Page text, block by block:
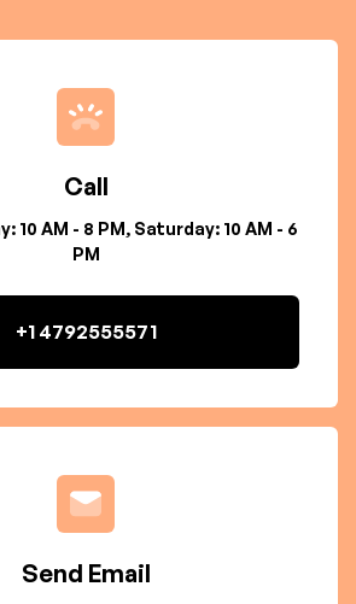
Call
10 AM - 8 PM, Saturday: 10 AM - 6
PM
+1 4792555571
Send Email